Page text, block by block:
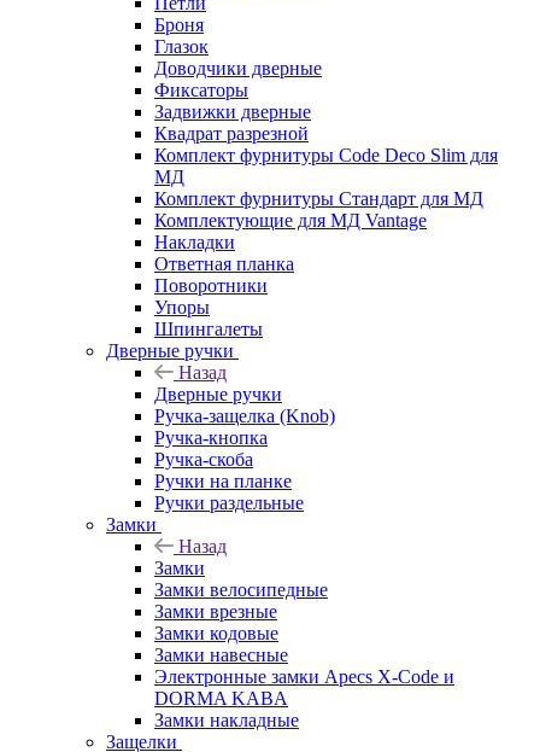
Броня
Глазок
Доводчики дверные
Фиксаторы
Задвижки дверные
Квадрат разрезной
Комплект фурнитуры Code Deco Slim для
МД
Комплект фурнитуры Стандарт для МД
Комплектующие для МД Vantage
Накладки
Ответная планка
Поворотники
Упоры
Шпингалеты
Дверные ручки
Назад
Дверные ручки
Ручка-защелка (Knob)
Ручка-кнопка
Ручка-скоба
Ручки на планке
Ручки раздельные
Замки
Назад
Замки
Замки велосипедные
Замки врезные
Замки кодовые
Замки навесные
Электронные замки Apecs X-Code и
DORMA KABA
Замки накладные
Защелки